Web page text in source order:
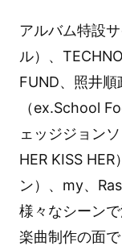
アルバム特設
ル）、
FUND、照井順
（ex.School
ェッジジョン
HER KISS
ン）、my、
様々なシーン
楽曲制作の面